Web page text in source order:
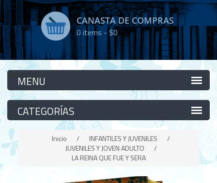
CANASTA DE COMPRAS
0items -$0
Categorías
Categorías
Inicio / INFANTILES Y JUVENILES
/
JUVENILES Y JOVEN ADULTO
/
LA REINA QUE FUE Y SERA